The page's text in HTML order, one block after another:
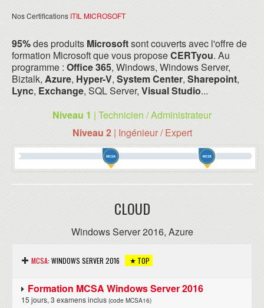
Nos Certifications ITIL MICROSOFT
95%des produits Microsoftsont couverts avec l'offre de
formation Microsoft que vous proposeCERTyou. Au
programme : Office 365, Windows, Windows Server,
Biztalk, Azure, Hyper-V, System Center, Sharepoint,
Lync, Exchange, SQL Server, Visual Studio...
Niveau 1 | Technicien / Administrateur
Niveau 2| Ingénieur / Expert
CLOUD
Windows Server 2016, Azure
MCSA: WINDOWS SERVER 2016 TOP
Formation MCSA Windows Server 2016
15 jours, 3 examens inclus (code MCSA16)